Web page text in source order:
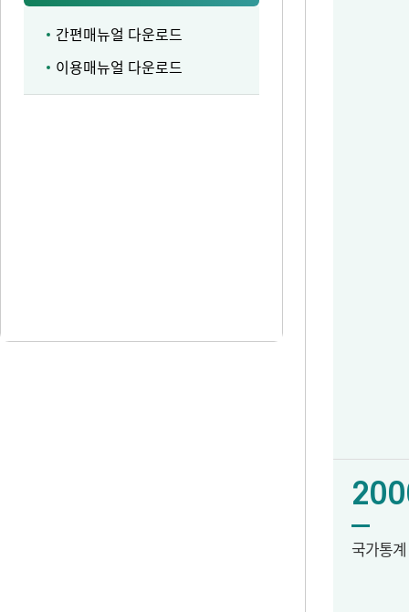
간편매뉴얼 다운로드
이용매뉴얼 다운로드
국가통